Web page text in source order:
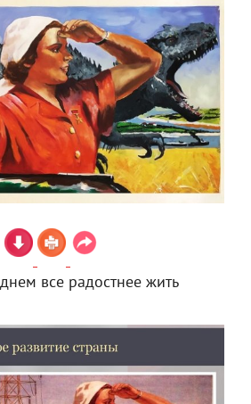
все радостнее жить